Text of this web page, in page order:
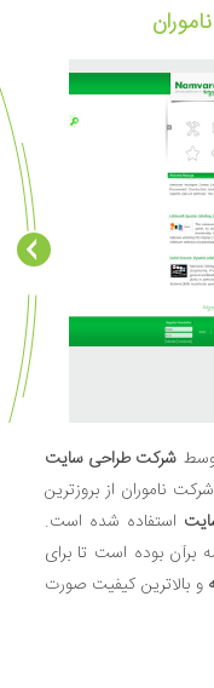
شرکت طراحی سایت
شرکت ناموران از بروزترین
استفاده شده است.
برآن بوده است تا برای
و بالاترین کیفیت صورت